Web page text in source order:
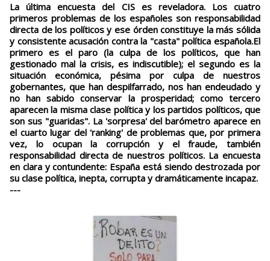
La última encuesta del CIS es reveladora. Los cuatro
primeros problemas de los españoles son responsabilidad
directa de los políticos y ese órden constituye la más sólida
y consistente acusación contra la "casta" política española.El
primero es el paro (la culpa de los políticos, que han
gestionado mal la crisis, es indiscutible); el segundo es la
situación económica, pésima por culpa de nuestros
gobernantes, que han despilfarrado, nos han endeudado y
no han sabido conservar la prosperidad; como tercero
aparecen la misma clase política y los partidos políticos, que
son sus "guaridas". La 'sorpresa' del barómetro aparece en
el cuarto lugar del 'ranking' de problemas que, por primera
vez, lo ocupan la corrupción y el fraude, también
responsabilidad directa de nuestros políticos. La encuesta
en clara y contundente: España está siendo destrozada por
su clase política, inepta, corrupta y dramáticamente incapaz.
---